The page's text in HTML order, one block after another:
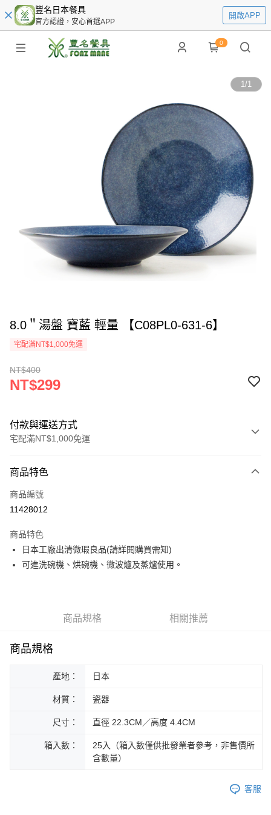
豐名日本餐具
官方認證，安心首選APP
開啟APP
0
1/1
8.0＂湯盤 寶藍 輕量 【C08PL0-631-6】
宅配滿NT$1,000免運
NT$400
NT$299
付款與運送方式
宅配滿NT$1,000免運
信用卡一次付款
LINE Pay
運送方式
商品特色
商品編號
11428012
商品特色
日本工廠出清微瑕良品(請詳閱購買需知)
可進洗碗機、烘碗機、微波爐及蒸爐使用。
商品規格 相關推薦
商品規格
產地： 日本
材質： 瓷器
尺寸： 直徑 22.3CM／高度 4.4CM
箱入數：
25入（箱入數僅供批發業者參考，非售價所
含數量）
客服